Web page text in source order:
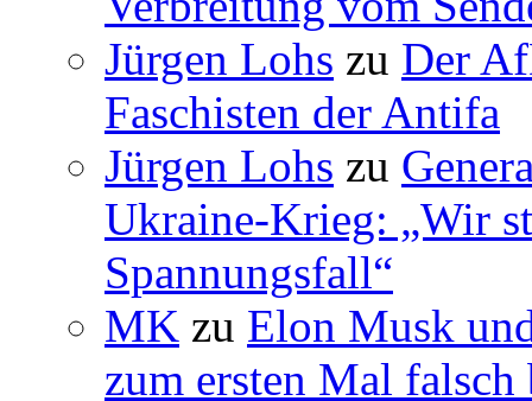
Jürgen Lohs zu Der
Faschisten der Antifa
Jürgen Lohs zu
Ukraine-Krieg: „Wir
Spannungsfall“
MK zu Elon Musk
zum ersten Mal falsch